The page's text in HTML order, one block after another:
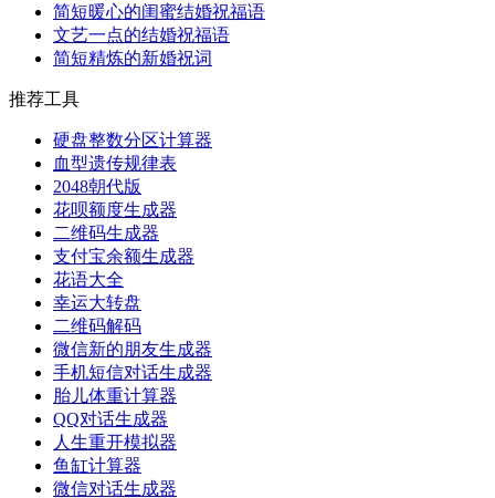
简短暖心的闺蜜结婚祝福语
文艺一点的结婚祝福语
简短精炼的新婚祝词
推荐工具
硬盘整数分区计算器
血型遗传规律表
2048朝代版
花呗额度生成器
二维码生成器
支付宝余额生成器
花语大全
幸运大转盘
二维码解码
微信新的朋友生成器
手机短信对话生成器
胎儿体重计算器
QQ对话生成器
人生重开模拟器
鱼缸计算器
微信对话生成器